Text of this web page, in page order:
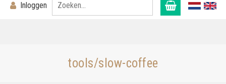
Inloggen
tools/slow-coffee